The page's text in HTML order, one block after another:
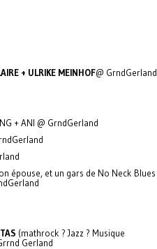
+ ULRIKE MEINHOF@ GrndGerland
+ ANI @ GrndGerland
épouse, et un gars de No Neck Blues
(mathrock ? Jazz ? Musique
Gerland